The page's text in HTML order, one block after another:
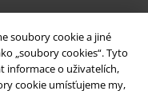
soubory cookie a jiné
„soubory cookies“. Tyto
informace o uživatelích,
cookie umísťujeme my,